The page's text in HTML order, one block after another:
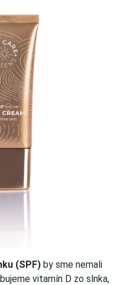
(SPF) by sme nemali
vitamín D zo slnka,